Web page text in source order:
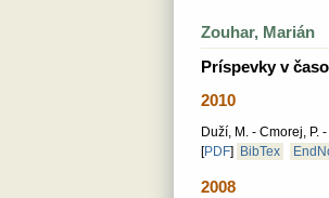
Zouhar, Marián
Príspevky v
2010
Duží, M. - Cmorej, P.
[PDF] BibTex
2008